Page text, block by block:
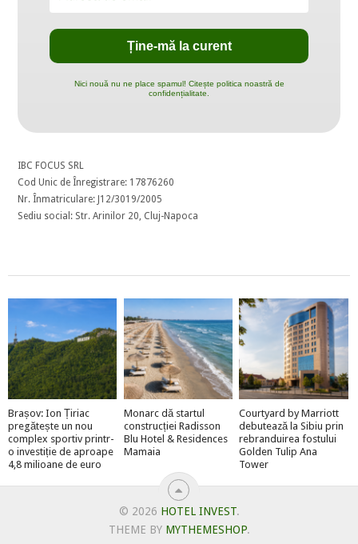
Nici nouă nu ne place spamul! Citește politica noastră de
confidențialitate.
IBC FOCUS SRL
Cod Unic de Înregistrare: 17876260
Nr. Înmatriculare: J12/3019/2005
Sediu social: Str. Arinilor 20, Cluj-Napoca
Brașov: Ion Țiriac
pregătește un nou
complex sportiv printr-
o investiție de aproape
4,8 milioane de euro
Monarc dă startul
construcției Radisson
Blu Hotel & Residences
Mamaia
Courtyard by Marriott
debutează la Sibiu prin
rebranduirea fostului
Golden Tulip Ana
Tower
© 2026 HOTEL INVEST.
THEME BY MYTHEMESHOP.